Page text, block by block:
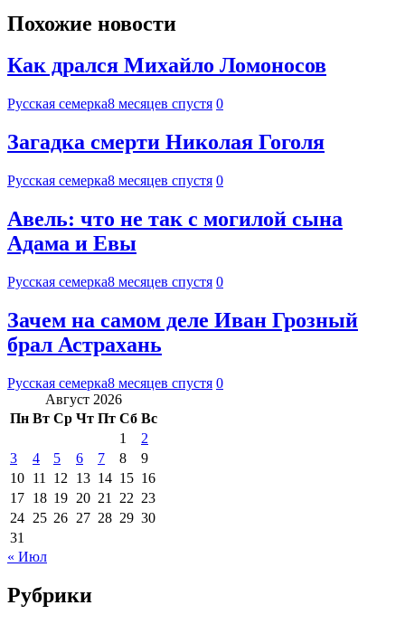
Похожие новости
Как дрался Михайло Ломоносов
Русская семерка8 месяцев спустя 0
Загадка смерти Николая Гоголя
Русская семерка8 месяцев спустя 0
Авель: что не так с могилой сына
Адама и Евы
Русская семерка8 месяцев спустя 0
Зачем на самом деле Иван Грозный
брал Астрахань
Русская семерка8 месяцев спустя 0
Август 2026
Пн Вт Ср Чт Пт Сб Вс
1
2
3
4 5 6 7 8
9
10 11 12 13 14 15 16
17 18 19 20 21 22 23
24 25 26 27 28 29 30
31
« Июл
Рубрики